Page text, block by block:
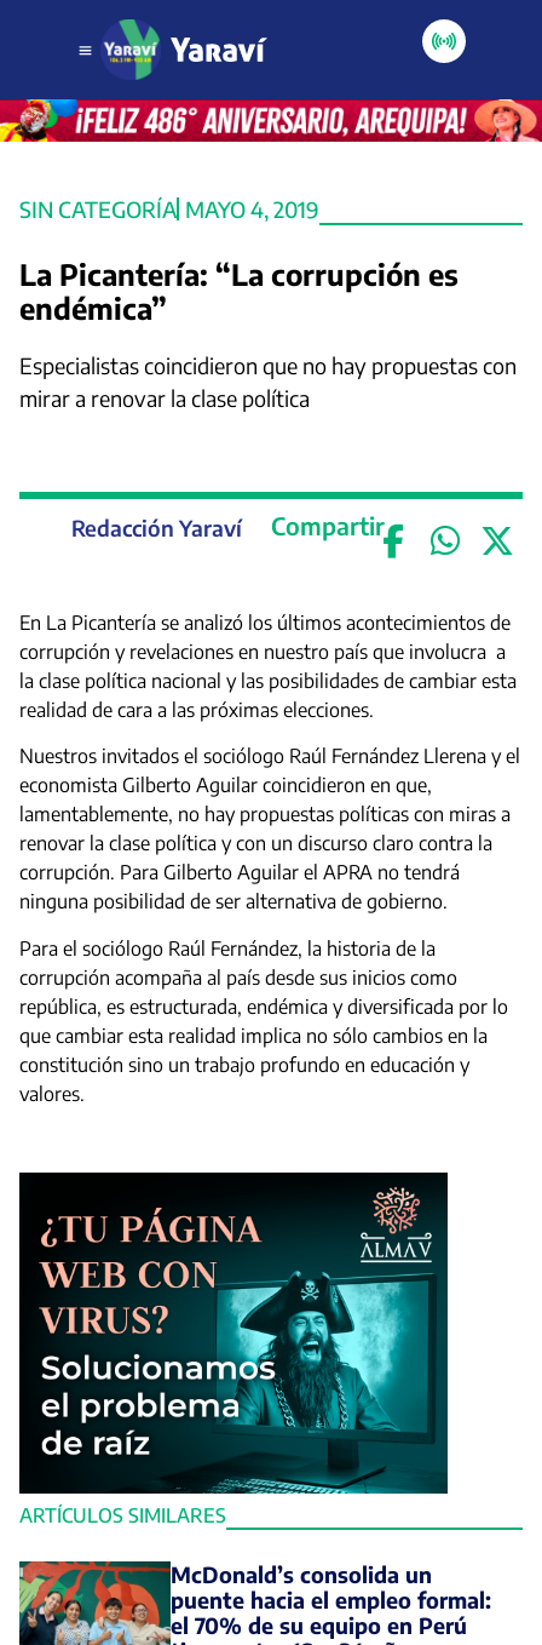
ARTÍCULOS SIMILARES
McDonald’s consolida un
puente hacia el empleo formal:
el 70% de su equipo en Perú
SIN CATEGORÍA MAYO 4, 2019
La Picantería: “La corrupción es
endémica”
Especialistas coincidieron que no hay propuestas con
mirar a renovar la clase política
Redacción Yaraví Compartir
En La Picantería se analizó los últimos acontecimientos de
corrupción y revelaciones en nuestro país que involucra a
la clase política nacional y las posibilidades de cambiar esta
realidad de cara a las próximas elecciones.
Nuestros invitados el sociólogo Raúl Fernández Llerena y el
economista Gilberto Aguilar coincidieron en que,
lamentablemente, no hay propuestas políticas con miras a
renovar la clase política y con un discurso claro contra la
corrupción. Para Gilberto Aguilar el APRA no tendrá
ninguna posibilidad de ser alternativa de gobierno.
Para el sociólogo Raúl Fernández, la historia de la
corrupción acompaña al país desde sus inicios como
república, es estructurada, endémica y diversificada por lo
que cambiar esta realidad implica no sólo cambios en la
constitución sino un trabajo profundo en educación y
valores.